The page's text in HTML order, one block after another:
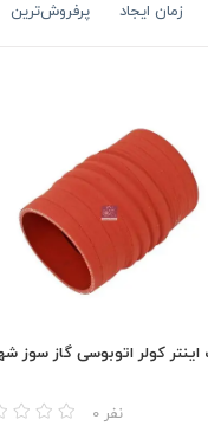
زمان ایجاد پرفروش‌ترین
کولر اتوبوسی گاز سوز
0 نفر